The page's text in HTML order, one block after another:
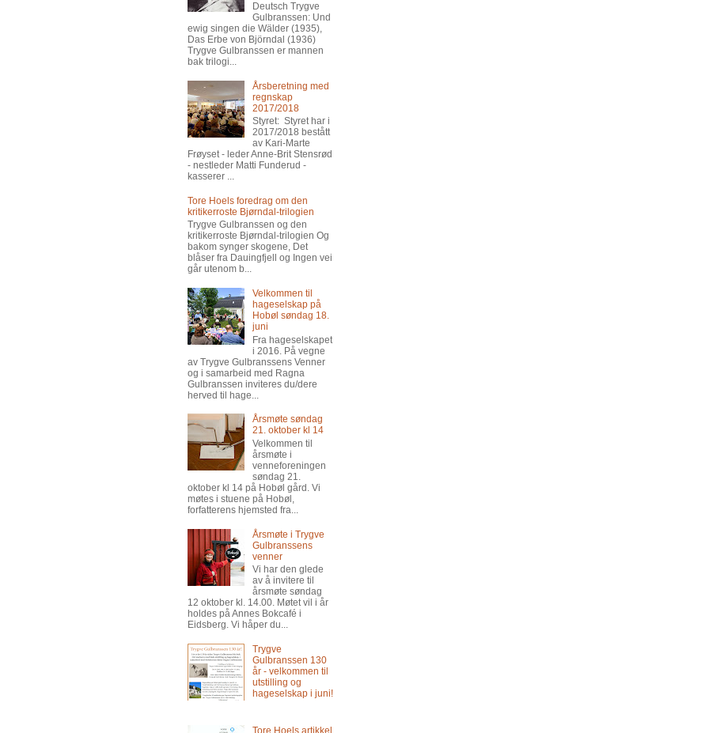
Deutsch Trygve
Gulbranssen: Und
ewig singen die Wälder (1935),
Das Erbe von Björndal (1936)
Trygve Gulbranssen er mannen
bak trilogi...
Årsberetning med
regnskap
2017/2018
Styret: Styret har i
2017/2018 bestått
av Kari-Marte
Frøyset - leder Anne-Brit Stensrød
- nestleder Matti Funderud -
kasserer ...
Tore Hoels foredrag om den
kritikerroste Bjørndal-trilogien
Trygve Gulbranssen og den
kritikerroste Bjørndal-trilogien Og
bakom synger skogene, Det
blåser fra Dauingfjell og Ingen vei
går utenom b...
Velkommen til
hageselskap på
Hobøl søndag 18.
juni
Fra hageselskapet
i 2016. På vegne
av Trygve Gulbranssens Venner
og i samarbeid med Ragna
Gulbranssen inviteres du/dere
herved til hage...
Årsmøte søndag
21. oktober kl 14
Velkommen til
årsmøte i
venneforeningen
søndag 21.
oktober kl 14 på Hobøl gård. Vi
møtes i stuene på Hobøl,
forfatterens hjemsted fra...
Årsmøte i Trygve
Gulbranssens
venner
Vi har den glede
av å invitere til
årsmøte søndag
12 oktober kl. 14.00. Møtet vil i år
holdes på Annes Bokcafé i
Eidsberg. Vi håper du...
Trygve
Gulbranssen 130
år - velkommen til
utstilling og
hageselskap i juni!
Tore Hoels artikkel